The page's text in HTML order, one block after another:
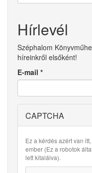
Hírlevél
Széphalom
híreinkről elsőként!
E-mail *
CAPTCHA
Ez a kérdés azért van
ember (Ez a robotok
lett kitalálva).